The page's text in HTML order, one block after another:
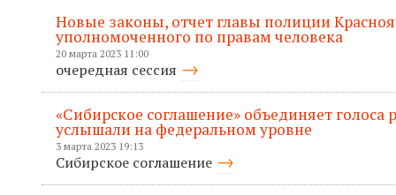
Новые законы, отчет главы полиции
уполномоченного по правам человека
20 марта 2023 11:00
очередная сессия
«Сибирское соглашение» объединяет голоса
услышали на федеральном уровне
3 марта 2023 19:13
Сибирское соглашение